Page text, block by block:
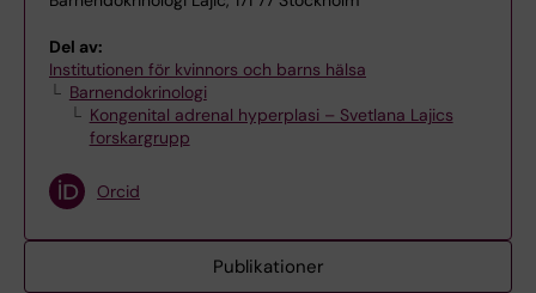
Del av:
Institutionen för kvinnors och barns hälsa
Barnendokrinologi
Kongenital adrenal hyperplasi – Svetlana Lajics
forskargrupp
Orcid
Publikationer